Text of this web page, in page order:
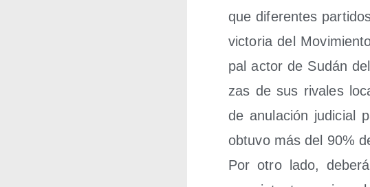
que dife­ren­tes
vic­to­ria del
pal actor de Sudán
zas de sus riva­les
de anu­la­ción judi­cial
obtu­vo más del 90%
Por otro lado,